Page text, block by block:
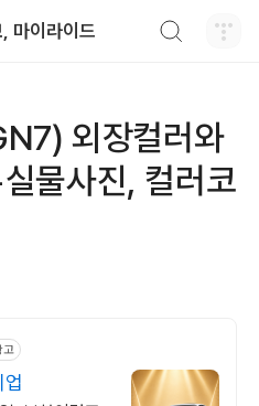
마이라이드
외장컬러와
물사진, 컬러코
고